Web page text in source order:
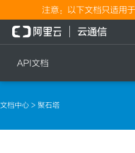
注意：以下文档只适用
API文档
文档中心 > 聚石塔